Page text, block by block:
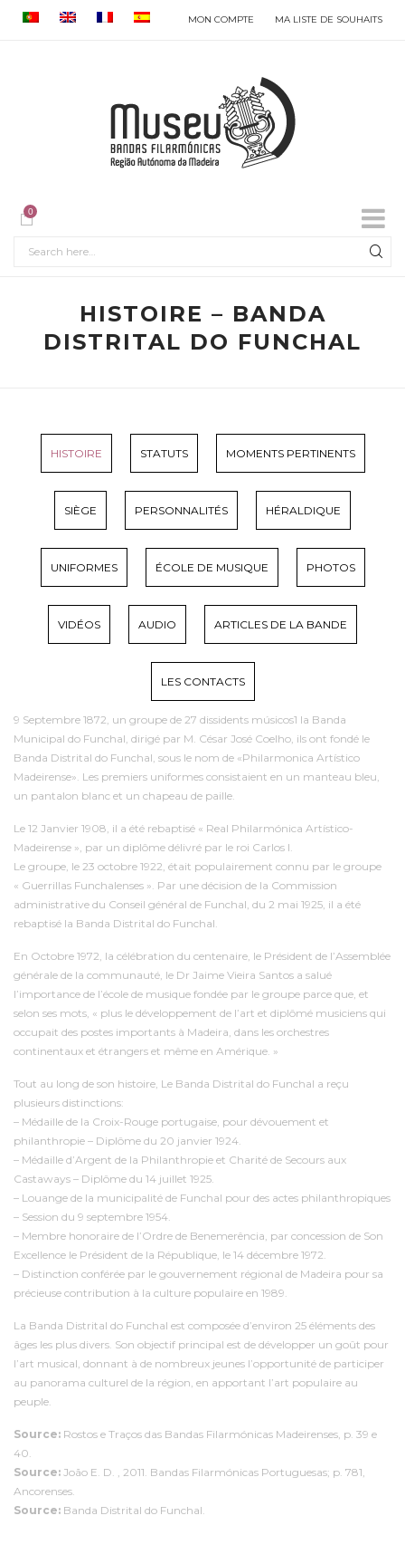
MON COMPTE MA LISTE DE SOUHAITS
0
HISTOIRE – BANDA
DISTRITAL DO FUNCHAL
HISTOIRE STATUTS MOMENTS PERTINENTS
SIÈGE PERSONNALITÉS HÉRALDIQUE
UNIFORMES ÉCOLE DE MUSIQUE PHOTOS
VIDÉOS AUDIO ARTICLES DE LA BANDE
LES CONTACTS
9 Septembre 1872, un groupe de 27 dissidents músicos1 la Banda
Municipal do Funchal, dirigé par M. César José Coelho, ils ont fondé le
Banda Distrital do Funchal, sous le nom de «Philarmonica Artístico
Madeirense». Les premiers uniformes consistaient en un manteau bleu,
un pantalon blanc et un chapeau de paille.
Le 12 Janvier 1908, il a été rebaptisé « Real Philarmónica Artístico-
Madeirense », par un diplôme délivré par le roi Carlos I.
Le groupe, le 23 octobre 1922, était populairement connu par le groupe
« Guerrillas Funchalenses ». Par une décision de la Commission
administrative du Conseil général de Funchal, du 2 mai 1925, il a été
rebaptisé la Banda Distrital do Funchal.
En Octobre 1972, la célébration du centenaire, le Président de l’Assemblée
générale de la communauté, le Dr Jaime Vieira Santos a salué
l’importance de l’école de musique fondée par le groupe parce que, et
selon ses mots, « plus le développement de l’art et diplômé musiciens qui
occupait des postes importants à Madeira, dans les orchestres
continentaux et étrangers et même en Amérique. »
Tout au long de son histoire, Le Banda Distrital do Funchal a reçu
plusieurs distinctions:
– Médaille de la Croix-Rouge portugaise, pour dévouement et
philanthropie – Diplôme du 20 janvier 1924.
– Médaille d’Argent de la Philanthropie et Charité de Secours aux
Castaways – Diplôme du 14 juillet 1925.
– Louange de la municipalité de Funchal pour des actes philanthropiques
– Session du 9 septembre 1954.
– Membre honoraire de l’Ordre de Benemerência, par concession de Son
Excellence le Président de la République, le 14 décembre 1972.
– Distinction conférée par le gouvernement régional de Madeira pour sa
précieuse contribution à la culture populaire en 1989.
La Banda Distrital do Funchal est composée d’environ 25 éléments des
âges les plus divers. Son objectif principal est de développer un goût pour
l’art musical, donnant à de nombreux jeunes l’opportunité de participer
au panorama culturel de la région, en apportant l’art populaire au
peuple.
Source: Rostos e Traços das Bandas Filarmónicas Madeirenses, p. 39 e
40.
Source: João E. D. , 2011. Bandas Filarmónicas Portuguesas; p. 781,
Ancorenses.
Source: Banda Distrital do Funchal.